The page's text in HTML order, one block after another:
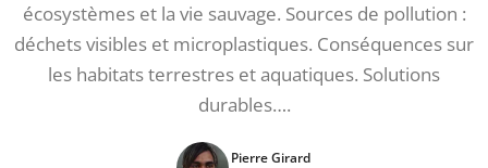
écosystèmes et la vie sauvage. Sources de pollution :
déchets visibles et microplastiques. Conséquences sur
les habitats terrestres et aquatiques. Solutions
durables….
Pierre Girard